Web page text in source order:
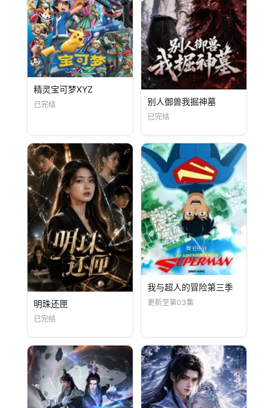
精灵宝可梦XYZ
已完结 别人御兽我掘神墓
已完结
明珠还匣
已完结
我与超人的冒险第三季
更新至第03集